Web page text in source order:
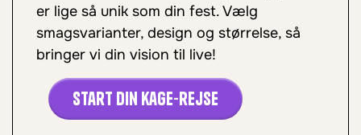
er lige så unik som din fest. Vælg
smagsvarianter, design og størrelse, så
bringer vi din vision til live!
Start din kage-rejse